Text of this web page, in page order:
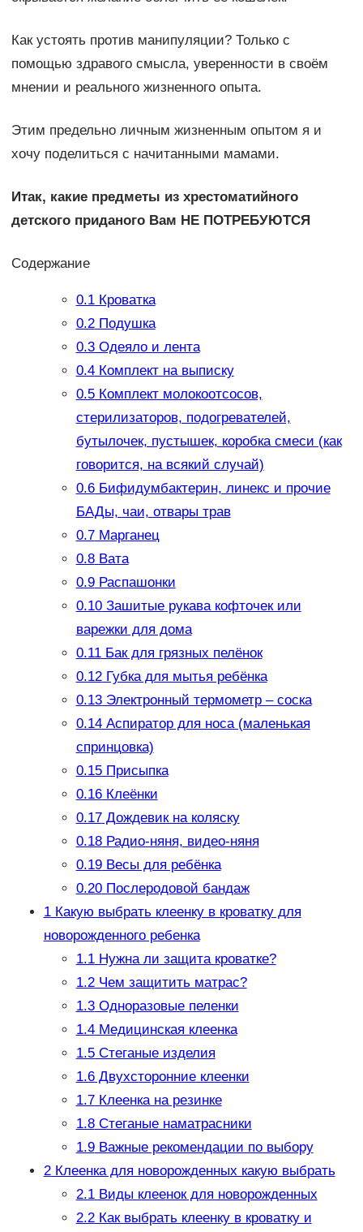
Как устоять против манипуляции? Только с
помощью здравого смысла, уверенности в своём
мнении и реального жизненного опыта.
Этим предельно личным жизненным опытом я и
хочу поделиться с начитанными мамами.
Итак, какие предметы из хрестоматийного
детского приданого Вам НЕ ПОТРЕБУЮТСЯ
Содержание
0.1Кроватка
0.2Подушка
0.3Одеяло и лента
0.4Комплект на выписку
0.5Комплект молокоотсосов,
стерилизаторов, подогревателей,
бутылочек, пустышек, коробка смеси (как
говорится, на всякий случай)
0.6Бифидумбактерин, линекс и прочие
БАДы, чаи, отвары трав
0.7Марганец
0.8Вата
0.9Распашонки
0.10Зашитые рукава кофточек или
варежки для дома
0.11Бак для грязных пелёнок
0.12Губка для мытья ребёнка
0.13Электронный термометр – соска
0.14Аспиратор для носа (маленькая
спринцовка)
0.15Присыпка
0.16Клеёнки
0.17Дождевик на коляску
0.18Радио-няня, видео-няня
0.19Весы для ребёнка
0.20Послеродовой бандаж
1Какую выбрать клеенку в кроватку для
новорожденного ребенка
1.1Нужна ли защита кроватке?
1.2Чем защитить матрас?
1.3Одноразовые пеленки
1.4Медицинская клеенка
1.5Стеганые изделия
1.6Двухсторонние клеенки
1.7Клеенка на резинке
1.8Стеганые наматрасники
1.9Важные рекомендации по выбору
2Клеенка для новорожденных какую выбрать
2.1Виды клеенок для новорожденных
2.2Как выбрать клеенку в кроватку и